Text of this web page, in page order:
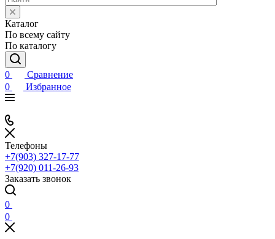
Каталог
По всему сайту
По каталогу
0
Сравнение
0
Избранное
Телефоны
+7(903) 327-17-77
+7(920) 011-26-93
Заказать звонок
0
0